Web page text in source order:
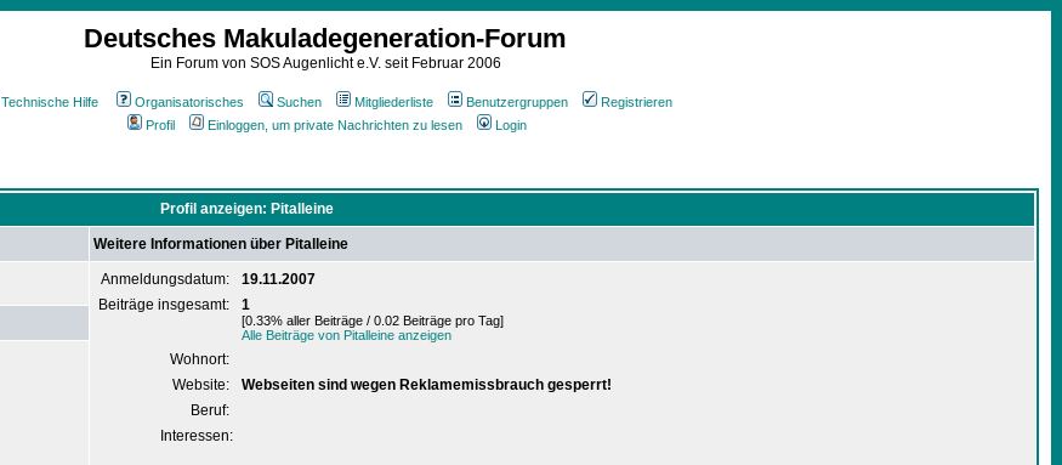
Deutsches Makuladegeneration-Forum
Ein Forum von SOS Augenlicht e.V. seit Februar 2006
Technische Hilfe Organisatorisches Suchen Mitgliederliste Benutzergruppen
Registrieren
Profil
Einloggen, um private Nachrichten zu lesen Login
Profil anzeigen: Pitalleine
Weitere Informationen über Pitalleine
Anmeldungsdatum:
19.11.2007
Beiträge insgesamt:
1
[0.33% aller Beiträge / 0.02 Beiträge pro Tag]
Alle Beiträge von Pitalleine anzeigen
Wohnort:
Website:
Webseiten sind wegen Reklamemissbrauch gesperrt!
Beruf:
Interessen: